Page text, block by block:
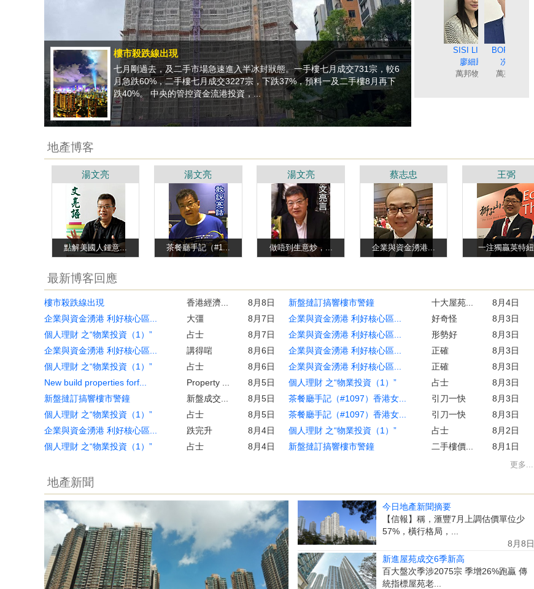
樓市殺跌線出現
七月剛過去，及二手市場急速進入半冰封狀態。一手樓七月成交731宗，較6
月急跌60%，二手樓七月成交3227宗，下跌37%，預料一及二手樓8月再下
跌40%。 中央的管控資金流港投資，...
MAGGIE WONG
黃美英
萬邦物業
MAY NIP
聶美玲
萬邦物業
SISI LIAO
廖細鳳
萬邦物業
BORIS SIN
冼嘉臻
萬邦物業
地產博客
湯文亮
點解美國人鍾意...
湯文亮
茶餐廳手記（#1...
湯文亮
做唔到生意炒，...
蔡志忠
企業與資金湧港...
王弼
一注獨贏英特紐
最新博客回應
樓市殺跌線出現 香港經濟...
8月8日
企業與資金湧港 利好核心區...
大彊
8月7日
個人理財 之“物業投資（1）”
占士
8月7日
企業與資金湧港 利好核心區...
講得啱
8月6日
個人理財 之“物業投資（1）”
占士
8月6日
New build properties forf...
Property ...
8月5日
新盤撻訂搞響樓市警鐘
新盤成交...
8月5日
個人理財 之“物業投資（1）”
占士
8月5日
企業與資金湧港 利好核心區...
跌完升
8月4日
個人理財 之“物業投資（1）”
占士 8月4日
新盤撻訂搞響樓市警鐘 十大屋苑...
8月4日
企業與資金湧港 利好核心區...
好奇怪
8月3日
企業與資金湧港 利好核心區...
形勢好
8月3日
企業與資金湧港 利好核心區...
正確
8月3日
企業與資金湧港 利好核心區...
正確
8月3日
個人理財 之“物業投資（1）”
占士
8月3日
茶餐廳手記（#1097）香港女...
引刀一快
8月3日
茶餐廳手記（#1097）香港女...
引刀一快
8月3日
個人理財 之“物業投資（1）”
占士
8月2日
新盤撻訂搞響樓市警鐘
二手樓價... 8月1日
更多...
地產新聞
今日地產新聞摘要
【信報】稱，滙豐7月上調估價單位少
57%，橫行格局，...
8月8日
新進屋苑成交6季新高
百大盤次季涉2075宗 季增26%跑贏 傳
統指標屋苑老...